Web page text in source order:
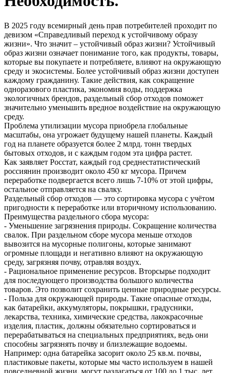
В 2025 году всемирный день прав потребителей проходит по
девизом «Справедливый переход к устойчивому образу
жизни». Что значит – устойчивый образ жизни? Устойчивый
образ жизни означает понимание того, как продукты, товары,
которые вы покупаете и потребляете, влияют на окружающую
среду и экосистемы. Более устойчивый образ жизни доступен
каждому гражданину. Такие действия, как сокращение
одноразового пластика, экономия воды, поддержка
экологичных брендов, раздельный сбор отходов поможет
значительно уменьшить вредное воздействие на окружающую
среду.
Проблема утилизации мусора приобрела глобальные
масштабы, она угрожает будущему нашей планеты. Каждый
год на планете образуется более 2 млрд. тонн твердых
бытовых отходов, и с каждым годом эта цифра растет.
Как заявляет Росстат, каждый год среднестатистический
россиянин производит около 450 кг мусора. Причем
переработке подвергается всего лишь 7-10% от этой цифры,
остальное отправляется на свалку.
Раздельный сбор отходов — это сортировка мусора с учётом
пригодности к переработке или вторичному использованию.
Преимущества раздельного сбора мусора:
- Уменьшение загрязнения природы. Сокращение количества
свалок. При раздельном сборе мусора меньше отходов
вывозится на мусорные полигоны, которые занимают
огромные площади и негативно влияют на окружающую
среду, загрязняя почву, отравляя воздух.
- Рациональное применение ресурсов. Вторсырье подходит
для последующего производства большого количества
товаров. Это позволит сохранить ценные природные ресурсы.
- Польза для окружающей природы. Такие опасные отходы,
как батарейки, аккумуляторы, покрышки, градусники,
лекарства, техника, химические средства, лакокрасочные
изделия, пластик, должны обязательно сортироваться и
перерабатываться на специальных предприятиях, ведь они
способны загрязнять почву и близлежащие водоемы.
Например: одна батарейка засорит около 25 кв.м. почвы,
пластиковые пакеты, которые мы часто используем в нашей
повседневной жизни, могут разлагаться от 100 до 1 тыс. лет.